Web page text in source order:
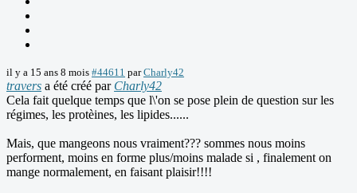
il y a 15 ans 8 mois #44611 parCharly42
travers a été créé par Charly42
Cela fait quelque temps que l\'on se pose plein de question sur les
régimes, les protèines, les lipides......
Mais, que mangeons nous vraiment??? sommes nous moins
performent, moins en forme plus/moins malade si , finalement on
mange normalement, en faisant plaisir!!!!